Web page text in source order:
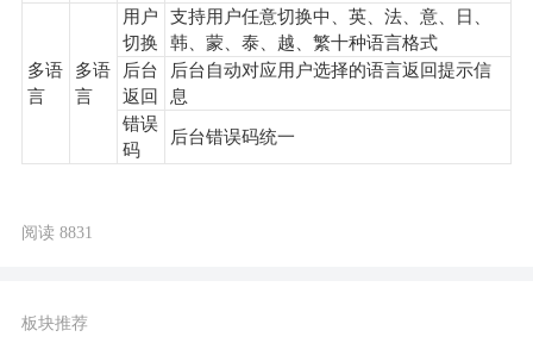
多语
言
多语
言
用户
切换
支持用户任意切换中、英、法、意、日、
韩、蒙、泰、越、繁十种语言格式
后台
返回
后台自动对应用户选择的语言返回提示信
息
错误
码
后台错误码统一
阅读 8831
板块推荐